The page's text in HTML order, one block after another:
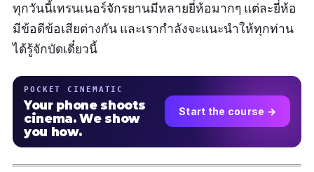
ทุกวันนี้เทรนเนอร์จักรยานมีหลายยี่ห้อมากๆ แต่ละยี่ห้อ
มีข้อดีข้อเสียต่างกัน และเรากำลังจะแนะนำให้ทุกท่าน
ได้รู้จักบัดเดี๋ยวนี้
POCKET CINEMATIC
Your phone shoots
cinema. We show
you how.
Start the course →